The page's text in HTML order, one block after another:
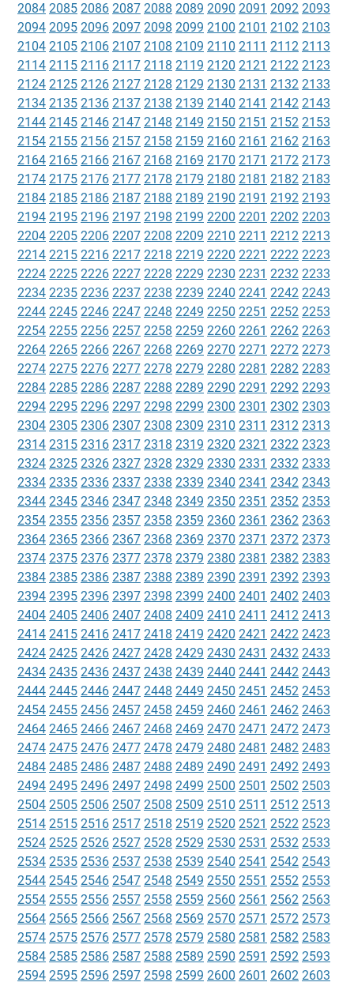
2084 2085 2086 2087 2088 2089 2090 2091 2092 2093
2094 2095 2096 2097 2098 2099 2100 2101 2102 2103
2104 2105 2106 2107 2108 2109 2110 2111 2112 2113
2114 2115 2116 2117 2118 2119 2120 2121 2122 2123
2124 2125 2126 2127 2128 2129 2130 2131 2132 2133
2134 2135 2136 2137 2138 2139 2140 2141 2142 2143
2144 2145 2146 2147 2148 2149 2150 2151 2152 2153
2154 2155 2156 2157 2158 2159 2160 2161 2162 2163
2164 2165 2166 2167 2168 2169 2170 2171 2172 2173
2174 2175 2176 2177 2178 2179 2180 2181 2182 2183
2184 2185 2186 2187 2188 2189 2190 2191 2192 2193
2194 2195 2196 2197 2198 2199 2200 2201 2202 2203
2204 2205 2206 2207 2208 2209 2210 2211 2212 2213
2214 2215 2216 2217 2218 2219 2220 2221 2222 2223
2224 2225 2226 2227 2228 2229 2230 2231 2232 2233
2234 2235 2236 2237 2238 2239 2240 2241 2242 2243
2244 2245 2246 2247 2248 2249 2250 2251 2252 2253
2254 2255 2256 2257 2258 2259 2260 2261 2262 2263
2264 2265 2266 2267 2268 2269 2270 2271 2272 2273
2274 2275 2276 2277 2278 2279 2280 2281 2282 2283
2284 2285 2286 2287 2288 2289 2290 2291 2292 2293
2294 2295 2296 2297 2298 2299 2300 2301 2302 2303
2304 2305 2306 2307 2308 2309 2310 2311 2312 2313
2314 2315 2316 2317 2318 2319 2320 2321 2322 2323
2324 2325 2326 2327 2328 2329 2330 2331 2332 2333
2334 2335 2336 2337 2338 2339 2340 2341 2342 2343
2344 2345 2346 2347 2348 2349 2350 2351 2352 2353
2354 2355 2356 2357 2358 2359 2360 2361 2362 2363
2364 2365 2366 2367 2368 2369 2370 2371 2372 2373
2374 2375 2376 2377 2378 2379 2380 2381 2382 2383
2384 2385 2386 2387 2388 2389 2390 2391 2392 2393
2394 2395 2396 2397 2398 2399 2400 2401 2402 2403
2404 2405 2406 2407 2408 2409 2410 2411 2412 2413
2414 2415 2416 2417 2418 2419 2420 2421 2422 2423
2424 2425 2426 2427 2428 2429 2430 2431 2432 2433
2434 2435 2436 2437 2438 2439 2440 2441 2442 2443
2444 2445 2446 2447 2448 2449 2450 2451 2452 2453
2454 2455 2456 2457 2458 2459 2460 2461 2462 2463
2464 2465 2466 2467 2468 2469 2470 2471 2472 2473
2474 2475 2476 2477 2478 2479 2480 2481 2482 2483
2484 2485 2486 2487 2488 2489 2490 2491 2492 2493
2494 2495 2496 2497 2498 2499 2500 2501 2502 2503
2504 2505 2506 2507 2508 2509 2510 2511 2512 2513
2514 2515 2516 2517 2518 2519 2520 2521 2522 2523
2524 2525 2526 2527 2528 2529 2530 2531 2532 2533
2534 2535 2536 2537 2538 2539 2540 2541 2542 2543
2544 2545 2546 2547 2548 2549 2550 2551 2552 2553
2554 2555 2556 2557 2558 2559 2560 2561 2562 2563
2564 2565 2566 2567 2568 2569 2570 2571 2572 2573
2574 2575 2576 2577 2578 2579 2580 2581 2582 2583
2584 2585 2586 2587 2588 2589 2590 2591 2592 2593
2594 2595 2596 2597 2598 2599 2600 2601 2602 2603